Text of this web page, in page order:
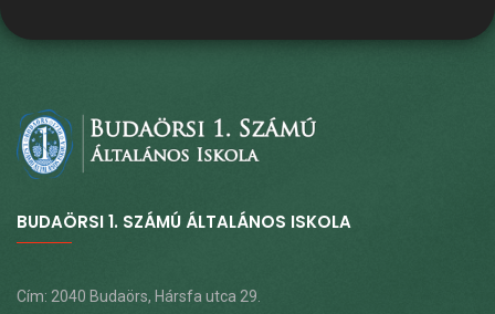
BUDAÖRSI 1. SZÁMÚ ÁLTALÁNOS ISKOLA
Cím: 2040 Budaörs, Hársfa utca 29.